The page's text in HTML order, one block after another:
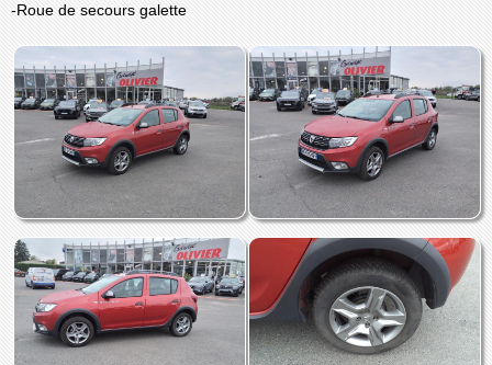
-Roue de secours galette